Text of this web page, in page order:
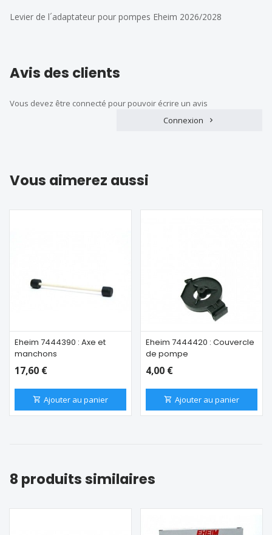
Levier de l´adaptateur pour pompes Eheim 2026/2028
Avis des clients
Vous devez être connecté pour pouvoir écrire un avis
Connexion
Vous aimerez aussi
Eheim 7444390 : Axe et
manchons
17,60 €
Ajouter au panier
Eheim 7444420 : Couvercle
de pompe
4,00 €
Ajouter au panier
8 produits similaires